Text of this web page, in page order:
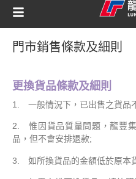
門市銷售條款及細則
更換貨品條款及細則
1. 一般情況下，已出售之貨品
2. 惟因貨品質量問題，龍豐
品，但不會安排退款;
3. 如所換貨品的金額低於原本